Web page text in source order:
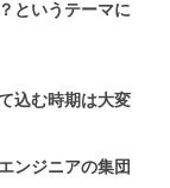
というテーマに
込む時期は大変
ンジニアの集団